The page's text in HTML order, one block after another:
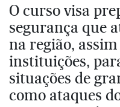
O curso visa
segurança que
na região,
instituições,
situações de
como ataques